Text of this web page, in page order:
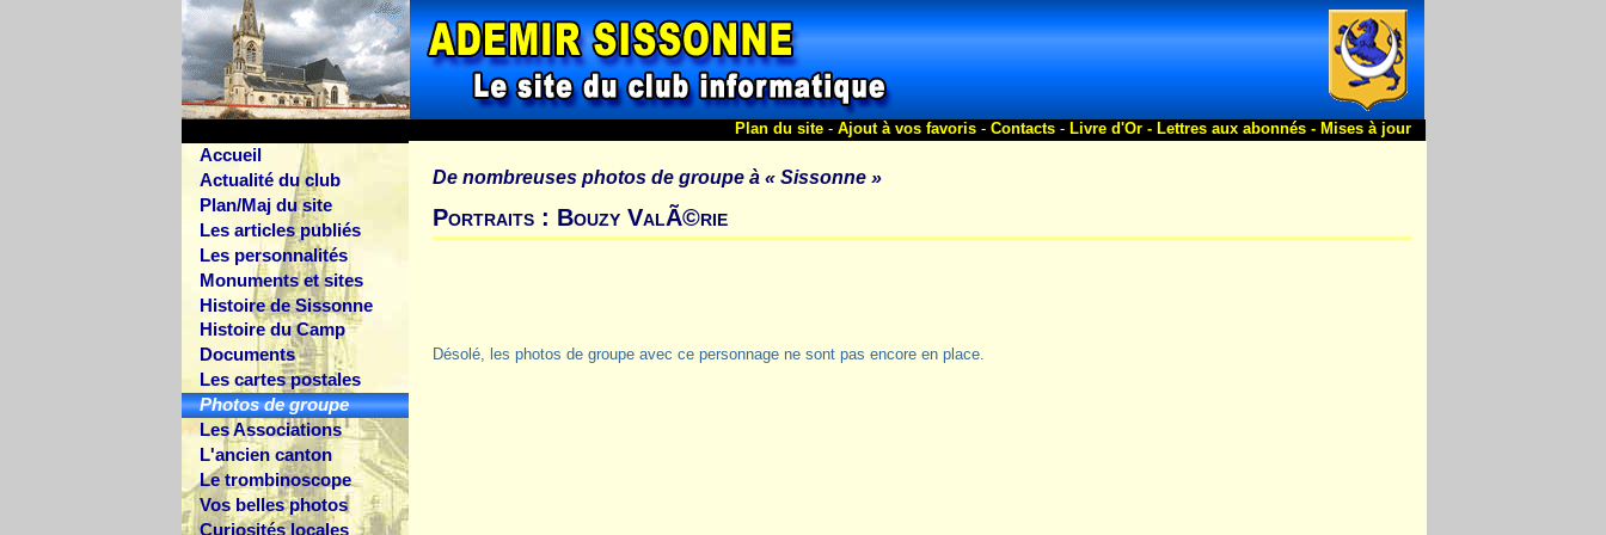
Accueil
Actualité du club
Plan/Maj du site
Les articles publiés
Les personnalités
Monuments et sites
Histoire de Sissonne
Histoire du Camp
Documents
Les cartes postales
Photos de groupe
Les Associations
L'ancien canton
Le trombinoscope
Vos belles photos
Curiosités locales
Plan du site- Ajout à vos favoris- Contacts- Livre d'Or - Lettres aux abonnés - Mises à jour
De nombreuses photos de groupe à « Sissonne »
Portraits : Bouzy ValÃ©rie
Désolé, les photos de groupe avec ce personnage ne sont pas encore en place.